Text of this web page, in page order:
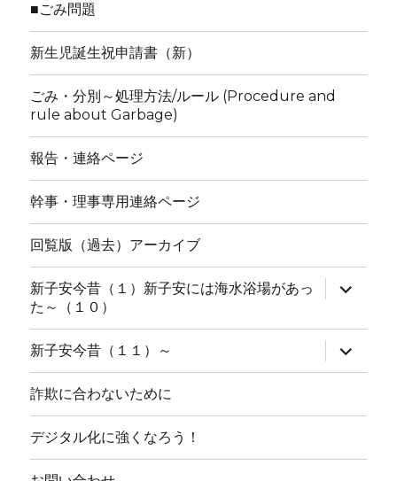
ー
開
■ごみ問題
新生児誕生祝申請書（新）
ごみ・分別～処理方法/ルール (Procedure and
rule about Garbage)
報告・連絡ページ
幹事・理事専用連絡ページ
回覧版（過去）アーカイブ
新子安今昔（１）新子安には海水浴場があっ
た～（１０）
ブ
ニ
ュ
を
新子安今昔（１１）～
ブ
メ
ー
開
詐欺に合わないために
デジタル化に強くなろう！